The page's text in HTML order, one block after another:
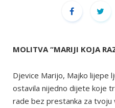
MOLITVA “MARIJI KOJA
Djevice Marijo, Majko lijepe
ostavila nijedno dijete koje
rade bez prestanka za tvoju